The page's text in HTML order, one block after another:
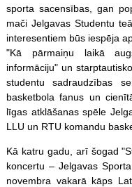
sporta sacensības, gan
mači Jelgavas Studentu
interesentiem būs iespēja
"Kā pārmaiņu laikā
informāciju" un
studentu sadraudzības
basketbola fanus un
līgas atklāšanas spēle
LLU un RTU komandu
Kā katru gadu, arī šogad
koncertu – Jelgavas
novembra vakarā kāps